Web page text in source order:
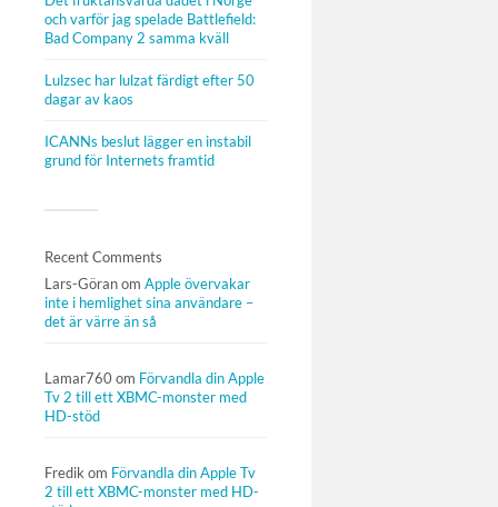
och varför jag spelade Battlefield:
Bad Company 2 samma kväll
Lulzsec har lulzat färdigt efter 50
dagar av kaos
ICANNs beslut lägger en instabil
grund för Internets framtid
Recent Comments
Lars-Göranom Apple övervakar
inte i hemlighet sina användare –
det är värre än så
Lamar760 om Förvandla din Apple
Tv 2 till ett XBMC-monster med
HD-stöd
Fredik om Förvandla din Apple Tv
2 till ett XBMC-monster med HD-